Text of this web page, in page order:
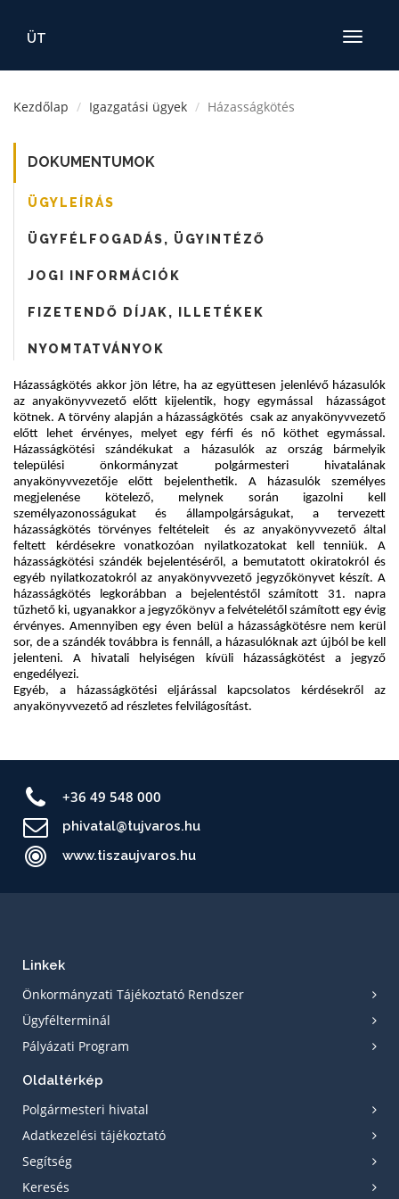
Toggle
ÜT
Kezdőlap Igazgatási ügyek Házasságkötés
DOKUMENTUMOK
ÜGYLEÍRÁS
ÜGYFÉLFOGADÁS, ÜGYINTÉZŐ
JOGI INFORMÁCIÓK
FIZETENDŐ DÍJAK, ILLETÉKEK
NYOMTATVÁNYOK
+36 49 548 000
phivatal@tujvaros.hu
www.tiszaujvaros.hu
Linkek
Önkormányzati Tájékoztató Rendszer
Ügyfélterminál
Pályázati Program
Oldaltérkép
Polgármesteri hivatal
Adatkezelési tájékoztató
Segítség
Keresés